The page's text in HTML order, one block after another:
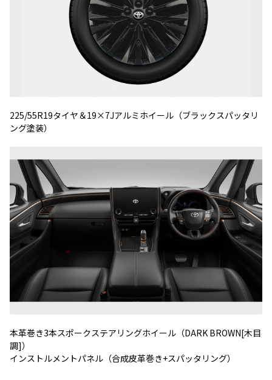
225/55R19タイヤ＆19×7Jアルミホイール（ブラックスパッタリ
ング塗装）
本革巻き3本スポークステアリングホイール（DARK BROWN[木目
調]）
インストルメントパネル（合成皮革巻き+スパッタリング）